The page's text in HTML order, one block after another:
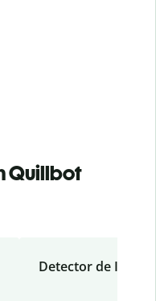
Quillbot
Detector de IA